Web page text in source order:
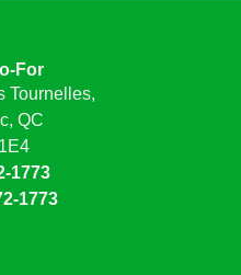
For
Tournelles,
QC
1773
1773